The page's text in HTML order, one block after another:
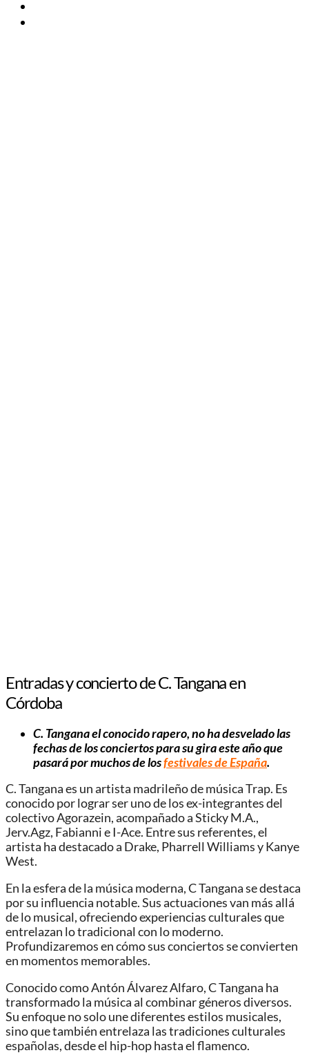
Entradas y concierto de C. Tangana en
Córdoba
C. Tangana el conocido rapero, no ha desvelado las
fechas de los conciertos para su gira este año que
pasará por muchos de losfestivales de España.
C. Tangana es un artista madrileño de música Trap. Es
conocido por lograr ser uno de los ex-integrantes del
colectivo Agorazein, acompañado a Sticky M.A.,
Jerv.Agz, Fabianni e I-Ace. Entre sus referentes, el
artista ha destacado a Drake, Pharrell Williams y Kanye
West.
En la esfera de la música moderna, C Tangana se destaca
por su influencia notable. Sus actuaciones van más allá
de lo musical, ofreciendo experiencias culturales que
entrelazan lo tradicional con lo moderno.
Profundizaremos en cómo sus conciertos se convierten
en momentos memorables.
Conocido como Antón Álvarez Alfaro, C Tangana ha
transformado la música al combinar géneros diversos.
Su enfoque no solo une diferentes estilos musicales,
sino que también entrelaza las tradiciones culturales
españolas, desde el hip-hop hasta el flamenco.